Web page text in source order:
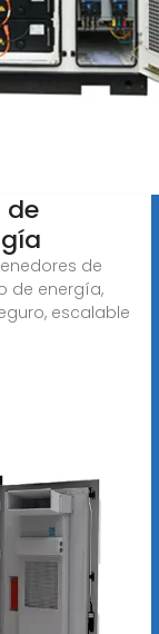
de
de
de energía,
escalable